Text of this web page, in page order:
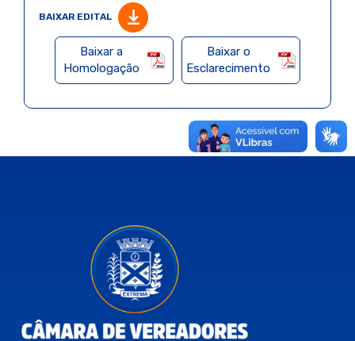
BAIXAR EDITAL
Baixar a
Homologação
Baixar o
Esclarecimento